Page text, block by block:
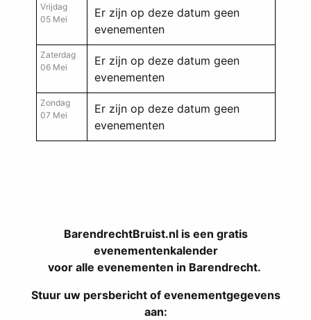
Vrijdag
05 Mei
Er zijn op deze datum geen
evenementen
Zaterdag
06 Mei
Er zijn op deze datum geen
evenementen
Zondag
07 Mei
Er zijn op deze datum geen
evenementen
BarendrechtBruist.nl is een gratis
evenementenkalender
voor alle evenementen in Barendrecht.
Stuur uw persbericht of evenementgegevens
aan: